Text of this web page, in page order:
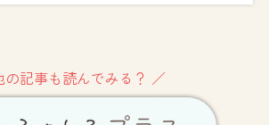
の記事も読んでみる？ ／